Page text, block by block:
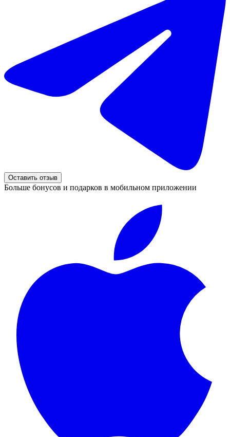
Оставить отзыв
Больше бонусов и подарков в мобильном приложении